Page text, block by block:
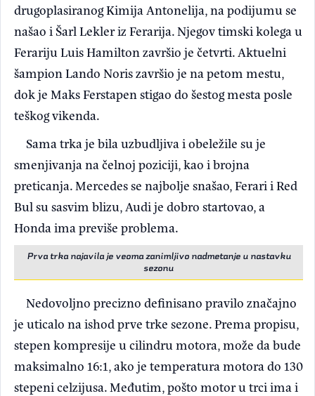
drugoplasiranog Kimija Antonelija, na podijumu se
našao i Šarl Lekler iz Ferarija. Njegov timski kolega u
Ferariju Luis Hamilton završio je četvrti. Aktuelni
šampion Lando Noris završio je na petom mestu,
dok je Maks Ferstapen stigao do šestog mesta posle
teškog vikenda.
Sama trka je bila uzbudljiva i obeležile su je
smenjivanja na čelnoj poziciji, kao i brojna
preticanja. Mercedes se najbolje snašao, Ferari i Red
Bul su sasvim blizu, Audi je dobro startovao, a
Honda ima previše problema.
Prva trka najavila je veoma zanimljivo nadmetanje u nastavku
sezonu
Nedovoljno precizno definisano pravilo značajno
je uticalo na ishod prve trke sezone. Prema propisu,
stepen kompresije u cilindru motora, može da bude
maksimalno 16:1, ako je temperatura motora do 130
stepeni celzijusa. Međutim, pošto motor u trci ima i